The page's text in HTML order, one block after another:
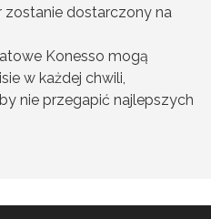
dostarczony na
Konesso mogą
w każdej chwili,
nie przegapić najlepszych